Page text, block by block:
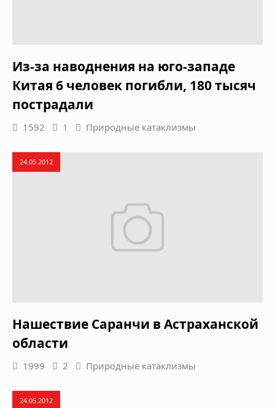
Из-за наводнения на юго-западе
Китая 6 человек погибли, 180 тысяч
пострадали
1592 1 Природные катаклизмы
24.05.2012
Нашествие Саранчи в Астраханской
области
1999 2 Природные катаклизмы
24.05.2012